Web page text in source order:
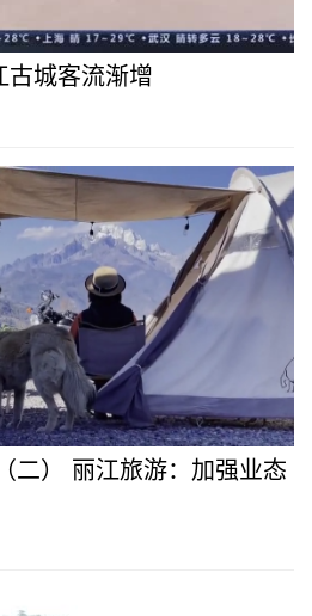
古城客流渐增
二） 丽江旅游：加强业态